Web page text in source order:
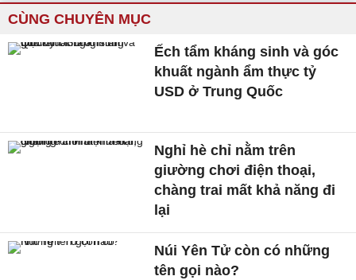
CÙNG CHUYÊN MỤC
Ếch tẩm kháng sinh và góc
khuất ngành ẩm thực tỷ
USD ở Trung Quốc
Nghỉ hè chỉ nằm trên
giường chơi điện thoại,
chàng trai mất khả năng đi
lại
Núi Yên Tử còn có những
tên gọi nào?